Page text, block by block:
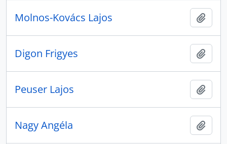
Molnos-Kovács Lajos
Digon Frigyes
Peuser Lajos
Nagy Angéla